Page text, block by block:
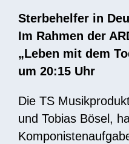
Sterbehelfer in
Im Rahmen der
„Leben mit dem
um 20:15 Uhr
Die TS
und Tobias Bösel,